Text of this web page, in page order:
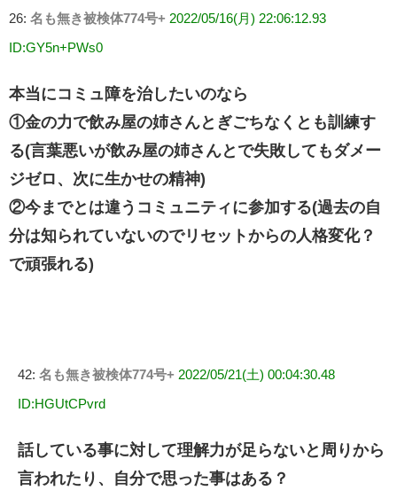
26: 名も無き被検体774号+ 2022/05/16(月) 22:06:12.93
ID:GY5n+PWs0
本当にコミュ障を治したいのなら
①金の力で飲み屋の姉さんとぎごちなくとも訓練す
る(言葉悪いが飲み屋の姉さんとで失敗してもダメー
ジゼロ、次に生かせの精神)
②今までとは違うコミュニティに参加する(過去の自
分は知られていないのでリセットからの人格変化？
で頑張れる)
42: 名も無き被検体774号+ 2022/05/21(土) 00:04:30.48
ID:HGUtCPvrd
話している事に対して理解力が足らないと周りから
言われたり、自分で思った事はある？